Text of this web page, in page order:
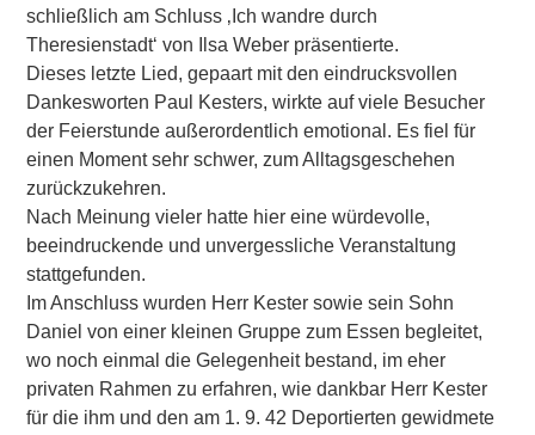
schließlich am Schluss ‚Ich wandre durch
Theresienstadt‘ von Ilsa Weber präsentierte.
Dieses letzte Lied, gepaart mit den eindrucksvollen
Dankesworten Paul Kesters, wirkte auf viele Besucher
der Feierstunde außerordentlich emotional. Es fiel für
einen Moment sehr schwer, zum Alltagsgeschehen
zurückzukehren.
Nach Meinung vieler hatte hier eine würdevolle,
beeindruckende und unvergessliche Veranstaltung
stattgefunden.
Im Anschluss wurden Herr Kester sowie sein Sohn
Daniel von einer kleinen Gruppe zum Essen begleitet,
wo noch einmal die Gelegenheit bestand, im eher
privaten Rahmen zu erfahren, wie dankbar Herr Kester
für die ihm und den am 1. 9. 42 Deportierten gewidmete